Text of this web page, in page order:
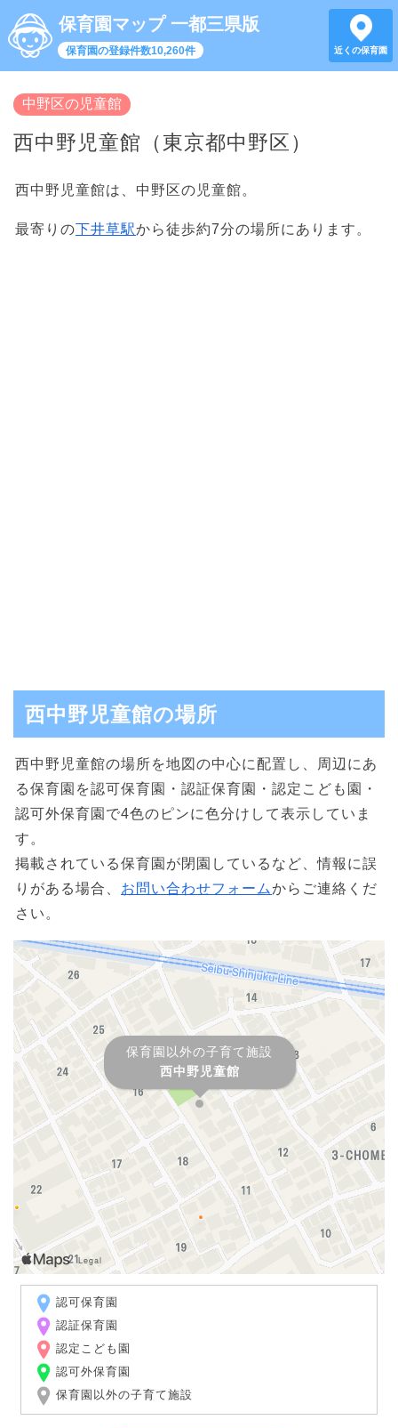
保育園マップ 一都三県版
保育園の登録件数10,260件 近くの保育園
中野区の児童館
西中野児童館（東京都中野区）
西中野児童館は、中野区の児童館。
最寄りの下井草駅から徒歩約7分の場所にあります。
西中野児童館の場所
西中野児童館の場所を地図の中心に配置し、周辺にあ
る保育園を認可保育園・認証保育園・認定こども園・
認可外保育園で4色のピンに色分けして表示していま
す。
掲載されている保育園が閉園しているなど、情報に誤
りがある場合、 お問い合わせフォームからご連絡くだ
さい。
保育園以外の子育て施設
西中野児童館
認可保育園
認証保育園
認定こども園
認可外保育園
保育園以外の子育て施設